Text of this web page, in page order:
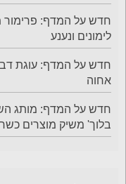
חדש על המדף:
לימונים ונענע
חדש על המדף: עוגת
אחוה
חדש על המדף: מותג
בלוך' משיק מוצרים